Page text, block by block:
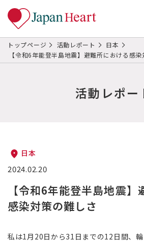
トップページ 活動レポート
日本
【令和6年能登半島地震】避難所における感
活動レポー
日本
2024.02.20
【令和6年能登半島地震】
感染対策の難しさ
私は1月20日から31日までの12日間、